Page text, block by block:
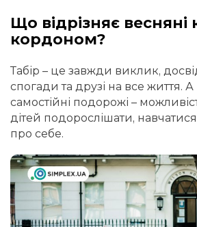
Що відрізняє весняні
кордоном?
Табір – це завжди виклик,
спогади та друзі на все життя.
самостійні подорожі –
дітей подорослішати, навчатися
про себе.